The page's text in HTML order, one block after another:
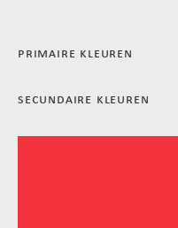
primaire kleuren
secundaire kleuren